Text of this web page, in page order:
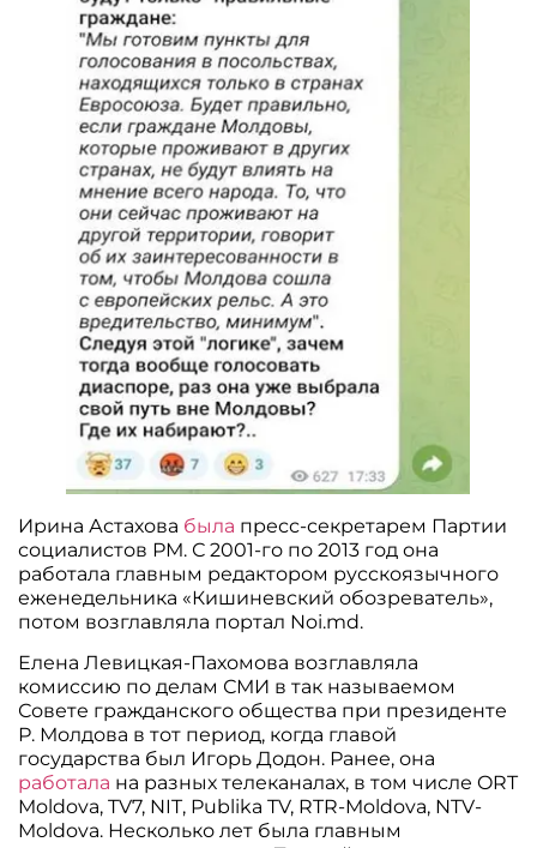
Ирина Астахова была пресс-секретарем Партии
социалистов РМ. С 2001-го по 2013 год она
работала главным редактором русскоязычного
еженедельника «Кишиневский обозреватель»,
потом возглавляла портал Noi.md.
Елена Левицкая-Пахомова возглавляла
комиссию по делам СМИ в так называемом
Совете гражданского общества при президенте
Р. Молдова в тот период, когда главой
государства был Игорь Додон. Ранее, она
работала на разных телеканалах, в том числе ORT
Moldova, TV7, NIT, Publika TV, RTR-Moldova, NTV-
Moldova. Несколько лет была главным